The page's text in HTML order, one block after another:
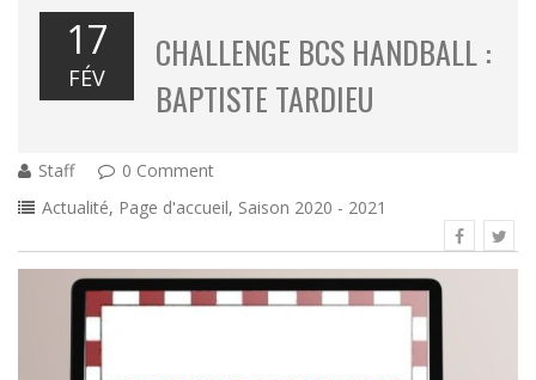
17
FÉV
CHALLENGE BCS HANDBALL :
BAPTISTE TARDIEU
Staff
0 Comment
Actualité, Page d'accueil, Saison 2020 - 2021